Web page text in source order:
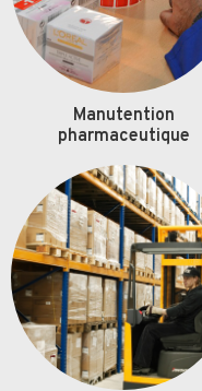
Manutention
pharmaceutique